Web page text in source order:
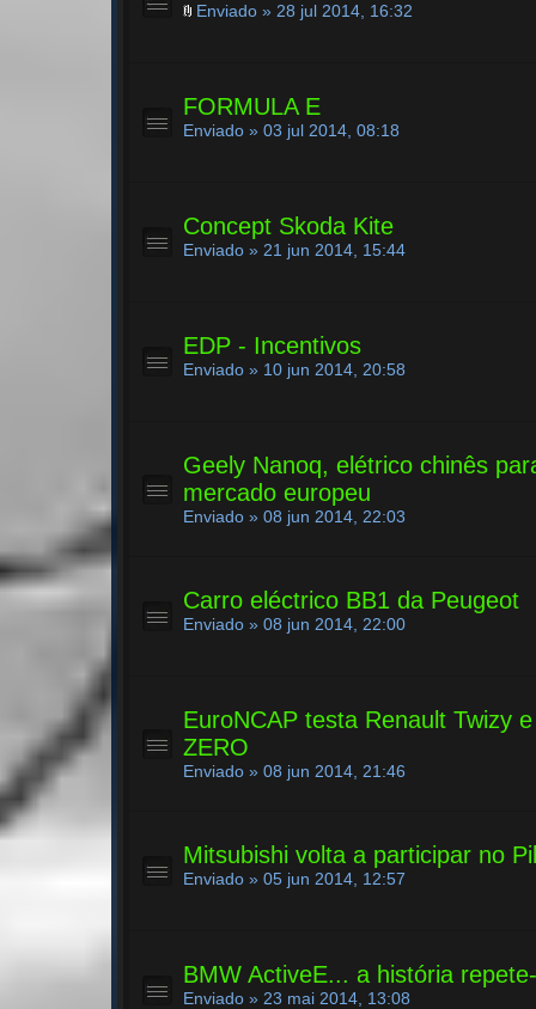
Enviado » 28 jul 2014, 16:32
FORMULA E
Enviado » 03 jul 2014, 08:18
Concept Skoda Kite
Enviado » 21 jun 2014, 15:44
EDP - Incentivos
Enviado » 10 jun 2014, 20:58
Geely Nanoq, elétrico chinês
mercado europeu
Enviado » 08 jun 2014, 22:03
Carro eléctrico BB1 da Peugeot
Enviado » 08 jun 2014, 22:00
EuroNCAP testa Renault Twizy
ZERO
Enviado » 08 jun 2014, 21:46
Mitsubishi volta a participar no
Enviado » 05 jun 2014, 12:57
BMW ActiveE... a história
Enviado » 23 mai 2014, 13:08